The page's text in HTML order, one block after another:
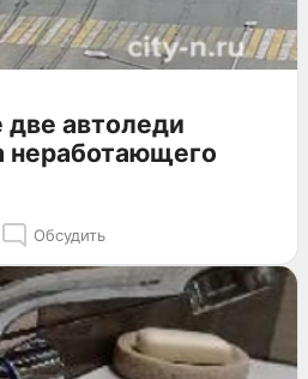
две автоледи
неработающего
Обсудить